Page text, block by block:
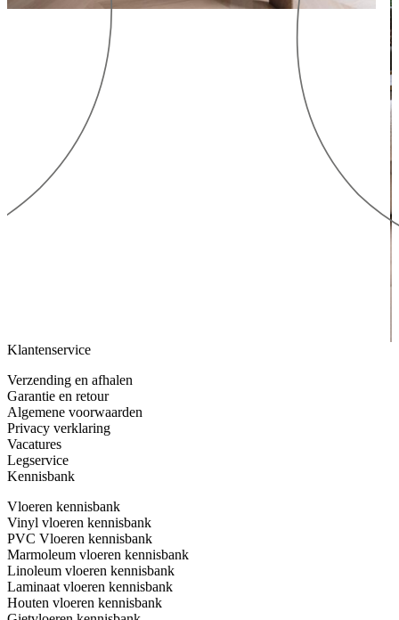
Klantenservice
Verzending en afhalen
Garantie en retour
Algemene voorwaarden
Privacy verklaring
Vacatures
Legservice
Kennisbank
Vloeren kennisbank
Vinyl vloeren kennisbank
PVC Vloeren kennisbank
Marmoleum vloeren kennisbank
Linoleum vloeren kennisbank
Laminaat vloeren kennisbank
Houten vloeren kennisbank